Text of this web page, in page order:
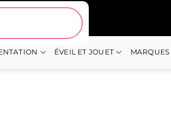
ÉVEIL ET JOUET MARQUES